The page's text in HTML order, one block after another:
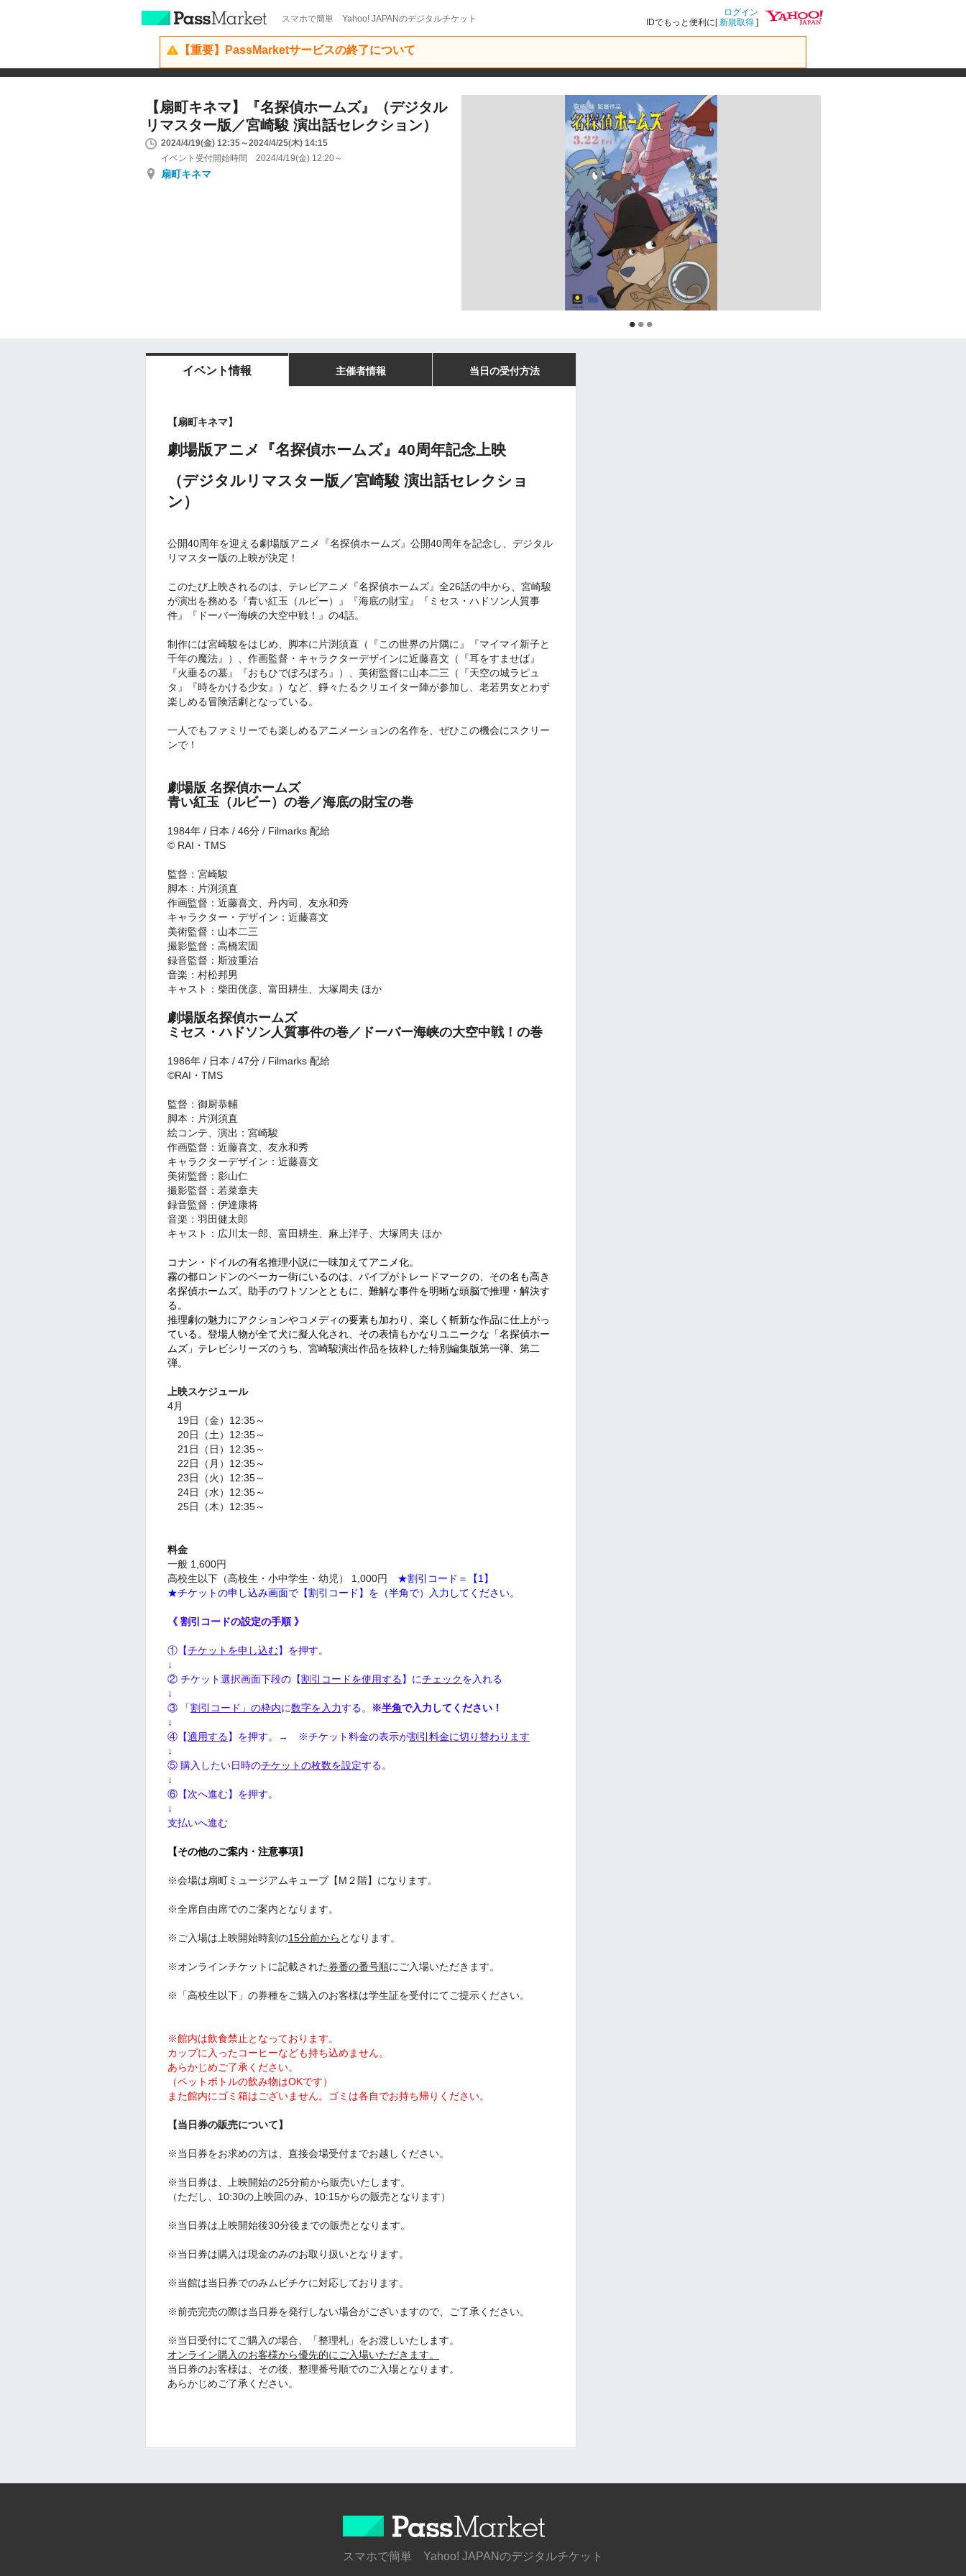
スマホで簡単 Yahoo! JAPANのデジタルチケット
ログイン
IDでもっと便利に[新規取得 ]
【重要】PassMarketサービスの終了について
【扇町キネマ】『名探偵ホームズ』（デジタル
リマスター版／宮崎駿 演出話セレクション）
2024/4/19(金) 12:35～2024/4/25(木) 14:15
イベント受付開始時間 2024/4/19(金) 12:20～
扇町キネマ
イベント情報 主催者情報 当日の受付方法
【扇町キネマ】
劇場版アニメ『名探偵ホームズ』40周年記念上映
（デジタルリマスター版／宮崎駿 演出話セレクショ
ン）
公開40周年を迎える劇場版アニメ『名探偵ホームズ』公開40周年を記念し、デジタル
リマスター版の上映が決定！
このたび上映されるのは、テレビアニメ『名探偵ホームズ』全26話の中から、宮崎駿
が演出を務める『青い紅玉（ルビー）』『海底の財宝』『ミセス・ハドソン人質事
件』『ドーバー海峡の大空中戦！』の4話。
制作には宮崎駿をはじめ、脚本に片渕須直（『この世界の片隅に』『マイマイ新子と
千年の魔法』）、作画監督・キャラクターデザインに近藤喜文（『耳をすませば』
『火垂るの墓』『おもひでぽろぽろ』）、美術監督に山本二三（『天空の城ラピュ
タ』『時をかける少女』）など、錚々たるクリエイター陣が参加し、老若男女とわず
楽しめる冒険活劇となっている。
一人でもファミリーでも楽しめるアニメーションの名作を、ぜひこの機会にスクリー
ンで！
劇場版 名探偵ホームズ
青い紅玉（ルビー）の巻／海底の財宝の巻
1984年 / 日本 / 46分 / Filmarks 配給
©︎ RAI・TMS
監督：宮崎駿
脚本：片渕須直
作画監督：近藤喜文、丹内司、友永和秀
キャラクター・デザイン：近藤喜文
美術監督：山本二三
撮影監督：高橋宏固
録音監督：斯波重治
音楽：村松邦男
キャスト：柴田侊彦、富田耕生、大塚周夫 ほか
劇場版名探偵ホームズ
ミセス・ハドソン人質事件の巻／ドーバー海峡の大空中戦！の巻
1986年 / 日本 / 47分 / Filmarks 配給
©RAI・TMS
監督：御厨恭輔
脚本：片渕須直
絵コンテ、演出：宮崎駿
作画監督：近藤喜文、友永和秀
キャラクターデザイン：近藤喜文
美術監督：影山仁
撮影監督：若菜章夫
録音監督：伊達康将
音楽：羽田健太郎
キャスト：広川太一郎、富田耕生、麻上洋子、大塚周夫 ほか
コナン・ドイルの有名推理小説に一味加えてアニメ化。
霧の都ロンドンのベーカー街にいるのは、パイプがトレードマークの、その名も高き
名探偵ホームズ。助手のワトソンとともに、難解な事件を明晰な頭脳で推理・解決す
る。
推理劇の魅力にアクションやコメディの要素も加わり、楽しく斬新な作品に仕上がっ
ている。登場人物が全て犬に擬人化され、その表情もかなりユニークな「名探偵ホー
ムズ」テレビシリーズのうち、宮崎駿演出作品を抜粋した特別編集版第一弾、第二
弾。
上映スケジュール
4月
19日（金）12:35～
20日（土） 12:35～
21日（日） 12:35～
22日（月） 12:35～
23日（火） 12:35～
24日（水） 12:35～
25日（木） 12:35～
料金
一般 1,600円
高校生以下（高校生・小中学生・幼児） 1,000円 ★割引コード＝【1】
★チケットの申し込み画面で【割引コード】を（半角で）入力してください。
《 割引コードの設定の手順 》
①【チケットを申し込む】を押す。
↓
② チケット選択画面下段の【割引コードを使用する】にチェックを入れる
↓
③ 「割引コード」の枠内に数字を入力する。 ※半角で入力してください！
↓
④【適用する】を押す。→ ※チケット料金の表示が割引料金に切り替わります
↓
⑤ 購入したい日時のチケットの枚数を設定する。
↓
⑥【次へ進む】を押す。
↓
支払いへ進む
【その他のご案内・注意事項】
※会場は扇町ミュージアムキューブ【M２階】になります。
※全席自由席でのご案内となります。
※ご入場は上映開始時刻の15分前から となります。
※オンラインチケットに記載された券番の番号順にご入場いただきます。
※「高校生以下」の券種をご購入のお客様は学生証を受付にてご提示ください。
※館内は飲食禁止となっております。
カップに入ったコーヒーなども持ち込めません。
あらかじめご了承ください。
（ペットボトルの飲み物はOKです）
また館内にゴミ箱はございません。ゴミは各自でお持ち帰りください。
【当日券の販売について】
※当日券をお求めの方は、直接会場受付までお越しください。
※当日券は、上映開始の25分前から販売いたします。
（ただし、10:30の上映回のみ、10:15からの販売となります）
※当日券は 上映開始後30分後までの販売となります。
※当日券は購入は現金のみのお取り扱いとなります。
※当館は当日券でのみムビチケに対応しております。
※前売完売の際は当日券を発行しない場合がございますので、ご了承ください。
※当日受付にてご購入の場合、「整理札」をお渡しいたします。
オンライン購入のお客様から優先的にご入場いただきます。
当日券のお客様は、その後、整理番号順でのご入場となります。
あらかじめご了承ください。
スマホで簡単 Yahoo! JAPANのデジタルチケット